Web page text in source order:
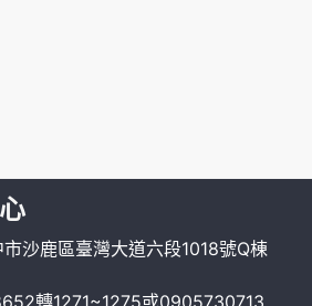
沙鹿區臺灣大道六段1018號Q棟